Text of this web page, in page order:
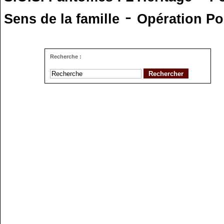
Sens de la famille - Opération
Recherche :